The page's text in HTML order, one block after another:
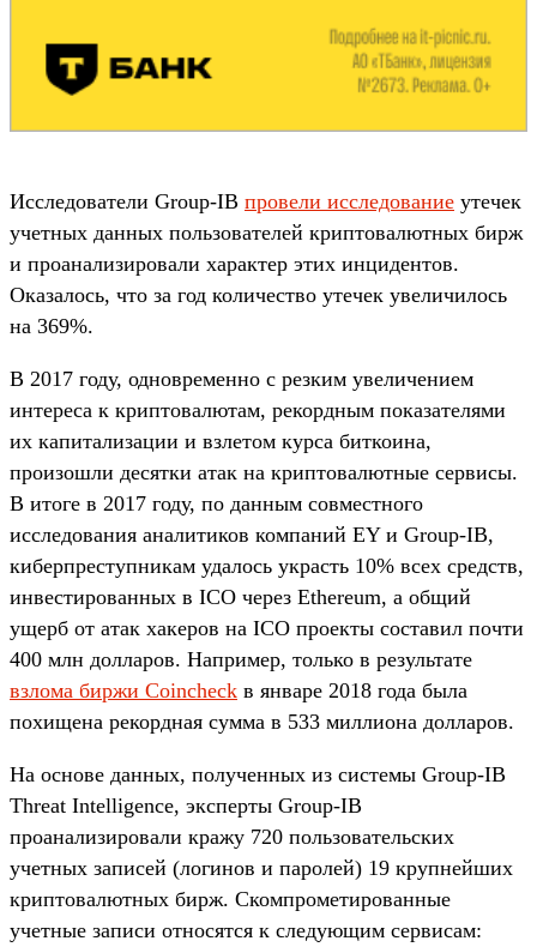
Исследователи Group-IB провели исследование утечек
учетных данных пользователей криптовалютных бирж
и проанализировали характер этих инцидентов.
Оказалось, что за год количество утечек увеличилось
на 369%.
В 2017 году, одновременно с резким увеличением
интереса к криптовалютам, рекордным показателями
их капитализации и взлетом курса биткоина,
произошли десятки атак на криптовалютные сервисы.
В итоге в 2017 году, по данным совместного
исследования аналитиков компаний EY и Group-IB,
киберпреступникам удалось украсть 10% всех средств,
инвестированных в ICO через Ethereum, а общий
ущерб от атак хакеров на ICO проекты составил почти
400 млн долларов. Например, только в результате
взлома биржи Coincheck в январе 2018 года была
похищена рекордная сумма в 533 миллиона долларов.
На основе данных, полученных из системы Group-IB
Threat Intelligence, эксперты Group-IB
проанализировали кражу 720 пользовательских
учетных записей (логинов и паролей) 19 крупнейших
криптовалютных бирж. Скомпрометированные
учетные записи относятся к следующим сервисам: